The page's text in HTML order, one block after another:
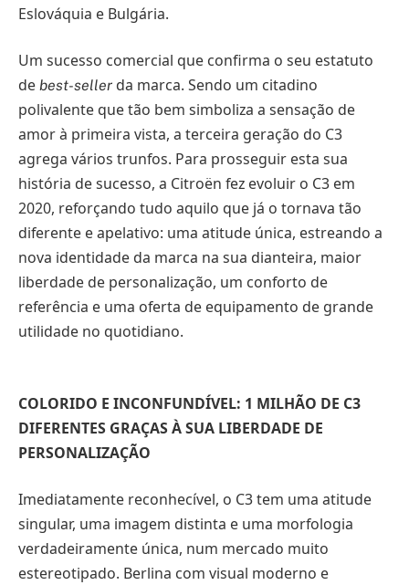
Eslováquia e Bulgária.
Um sucesso comercial que confirma o seu estatuto
de best-seller da marca. Sendo um citadino
polivalente que tão bem simboliza a sensação de
amor à primeira vista, a terceira geração do C3
agrega vários trunfos. Para prosseguir esta sua
história de sucesso, a Citroën fez evoluir o C3 em
2020, reforçando tudo aquilo que já o tornava tão
diferente e apelativo: uma atitude única, estreando a
nova identidade da marca na sua dianteira, maior
liberdade de personalização, um conforto de
referência e uma oferta de equipamento de grande
utilidade no quotidiano.
COLORIDO E INCONFUNDÍVEL: 1 MILHÃO DE C3
DIFERENTES GRAÇAS À SUA LIBERDADE DE
PERSONALIZAÇÃO
Imediatamente reconhecível, o C3 tem uma atitude
singular, uma imagem distinta e uma morfologia
verdadeiramente única, num mercado muito
estereotipado. Berlina com visual moderno e